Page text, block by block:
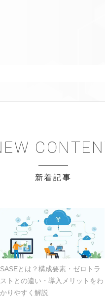
新着記事
SASEとは？構成要素・ゼロトラ
ストとの違い・導入メリットをわ
かりやすく解説